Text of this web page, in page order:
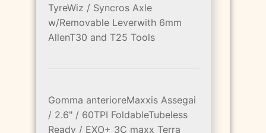
TyreWiz / Syncros Axle
w/Removable Leverwith 6mm
AllenT30 and T25 Tools
Gomma anterioreMaxxis Assegai
/ 2.6" / 60TPI FoldableTubeless
Ready / EXO+ 3C maxx Terra